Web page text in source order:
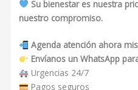
Su bienestar es nuestra
nuestro compromiso.
Agenda atención ahora
Envíanos un WhatsApp
Urgencias 24/7
Pagos seguros